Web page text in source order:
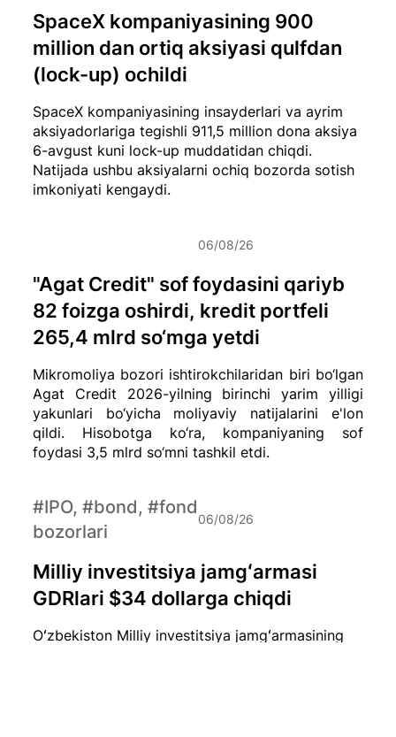
SpaceX kompaniyasining insayderlari va ayrim
aksiyadorlariga tegishli 911,5 million dona aksiya
6-avgust kuni lock-up muddatidan chiqdi.
Natijada ushbu aksiyalarni ochiq bozorda sotish
imkoniyati kengaydi.
SpaceX kompaniyasining 900
million dan ortiq aksiyasi qulfdan
(lock-up) ochildi
Mikromoliya bozori ishtirokchilaridan biri bo‘lgan
Agat Credit 2026-yilning birinchi yarim yilligi
yakunlari bo‘yicha moliyaviy natijalarini e'lon
qildi. Hisobotga ko‘ra, kompaniyaning sof
foydasi 3,5 mlrd so‘mni tashkil etdi.
"Agat Credit" sof foydasini qariyb
82 foizga oshirdi, kredit portfeli
265,4 mlrd so‘mga yetdi
06/08/26
Oʻzbekiston Milliy investitsiya jamgʻarmasining
Milliy investitsiya jamgʻarmasi
GDRlari $34 dollarga chiqdi
#IPO, #bond, #fond
bozorlari
06/08/26